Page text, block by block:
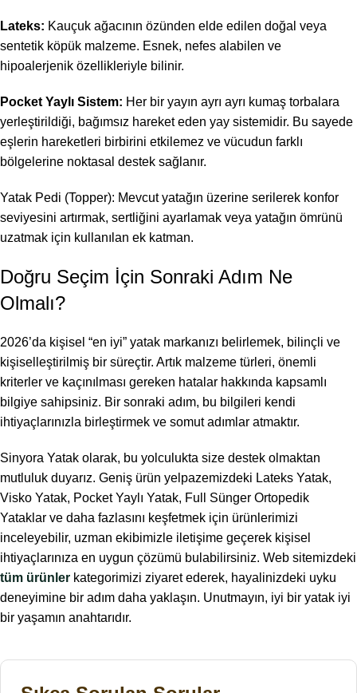
Lateks: Kauçuk ağacının özünden elde edilen doğal veya
sentetik köpük malzeme. Esnek, nefes alabilen ve
hipoalerjenik özellikleriyle bilinir.
Pocket Yaylı Sistem: Her bir yayın ayrı ayrı kumaş torbalara
yerleştirildiği, bağımsız hareket eden yay sistemidir. Bu sayede
eşlerin hareketleri birbirini etkilemez ve vücudun farklı
bölgelerine noktasal destek sağlanır.
Yatak Pedi (Topper): Mevcut yatağın üzerine serilerek konfor
seviyesini artırmak, sertliğini ayarlamak veya yatağın ömrünü
uzatmak için kullanılan ek katman.
Doğru Seçim İçin Sonraki Adım Ne
Olmalı?
2026’da kişisel “en iyi” yatak markanızı belirlemek, bilinçli ve
kişiselleştirilmiş bir süreçtir. Artık malzeme türleri, önemli
kriterler ve kaçınılması gereken hatalar hakkında kapsamlı
bilgiye sahipsiniz. Bir sonraki adım, bu bilgileri kendi
ihtiyaçlarınızla birleştirmek ve somut adımlar atmaktır.
Sinyora Yatak olarak, bu yolculukta size destek olmaktan
mutluluk duyarız. Geniş ürün yelpazemizdeki Lateks Yatak,
Visko Yatak, Pocket Yaylı Yatak, Full Sünger Ortopedik
Yataklar ve daha fazlasını keşfetmek için ürünlerimizi
inceleyebilir, uzman ekibimizle iletişime geçerek kişisel
ihtiyaçlarınıza en uygun çözümü bulabilirsiniz. Web sitemizdeki
tüm ürünler kategorimizi ziyaret ederek, hayalinizdeki uyku
deneyimine bir adım daha yaklaşın. Unutmayın, iyi bir yatak iyi
bir yaşamın anahtarıdır.